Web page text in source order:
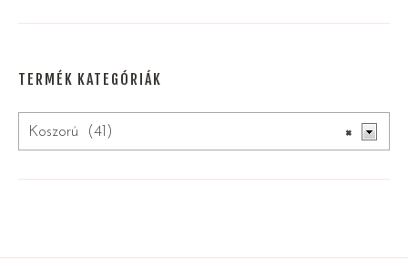
TERMÉK KATEGÓRIÁK
×
Koszorú (41)